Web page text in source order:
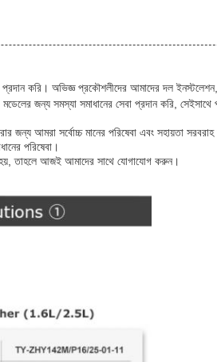
করি। অভিজ্ঞ প্রকৌশলীদের আমাদের দল ইনস্টলেশন,
জন্য সমস্যা সমাধানের সেবা প্রদান করি,
জন্য আমরা সর্বোচ্চ মানের পরিষেবা এবং সহায়তা
পরিষেবা।
হয়, তাহলে আজই আমাদের সাথে যোগাযোগ করুন।